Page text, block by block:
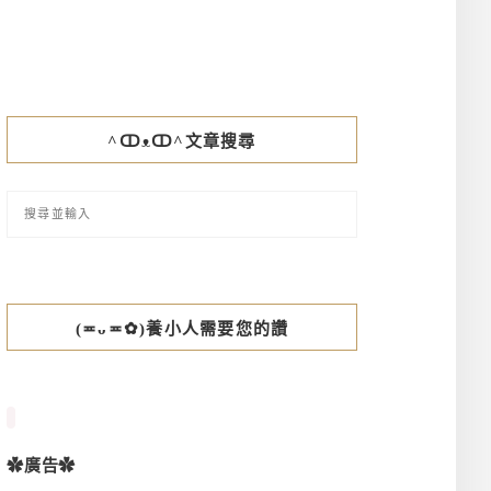
^ↀᴥↀ^文章搜尋
(≖ᴗ≖✿)養小人需要您的讚
✿廣告✿